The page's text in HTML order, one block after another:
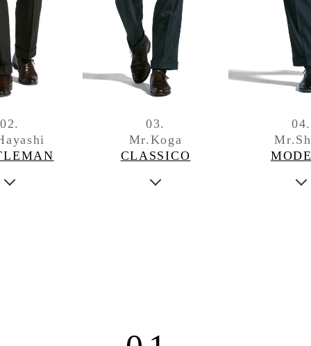
02.
03.
Mr.Koga
CLASSICO
04.